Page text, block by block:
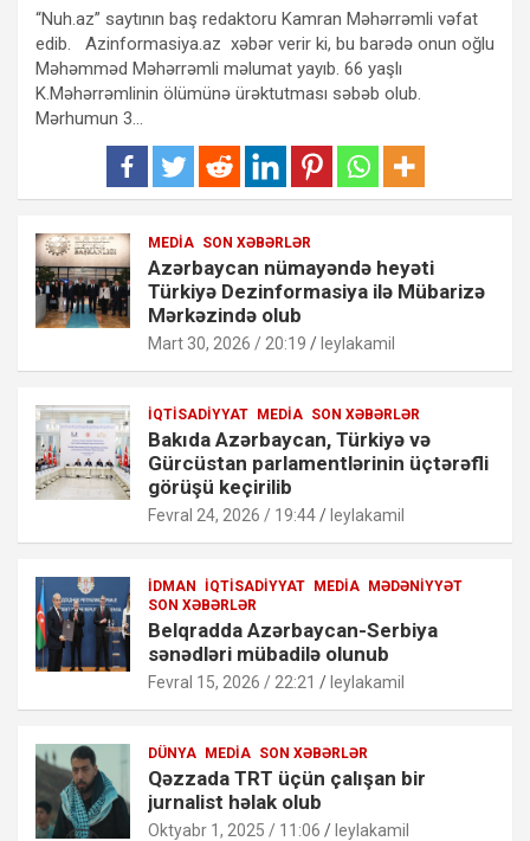
“Nuh.az” saytının baş redaktoru Kamran Məhərrəmli vəfat
edib. Azinformasiya.az xəbər verir ki, bu barədə onun oğlu
Məhəmməd Məhərrəmli məlumat yayıb. 66 yaşlı
K.Məhərrəmlinin ölümünə ürəktutması səbəb olub.
Mərhumun 3…
MEDIA SON XƏBƏRLƏR
Azərbaycan nümayəndə heyəti
Türkiyə Dezinformasiya ilə Mübarizə
Mərkəzində olub
Mart 30, 2026 / 20:19 leylakamil
İQTISADIYYAT MEDIA SON XƏBƏRLƏR
Bakıda Azərbaycan, Türkiyə və
Gürcüstan parlamentlərinin üçtərəfli
görüşü keçirilib
Fevral 24, 2026 / 19:44 leylakamil
İDMAN İQTISADIYYAT MEDIA MƏDƏNIYYƏT
SON XƏBƏRLƏR
Belqradda Azərbaycan-Serbiya
sənədləri mübadilə olunub
Fevral 15, 2026 / 22:21 leylakamil
DÜNYA MEDIA SON XƏBƏRLƏR
Qəzzada TRT üçün çalışan bir
jurnalist həlak olub
Oktyabr 1, 2025 / 11:06 leylakamil